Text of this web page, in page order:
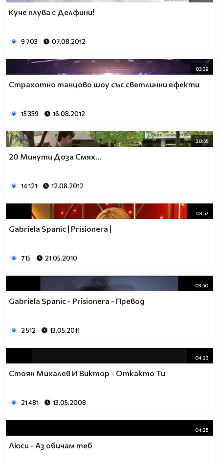
Куче плува с Делфини!
9 703 07.08.2012
03:39
Страхотно танцово шоу със светлинни ефекти
15 359 16.08.2012
20:55
20 Минути Доза Смях...
14 121 12.08.2012
03:57
Gabriela Spanic | Prisionera |
715 21.05.2010
03:50
Gabriela Spanic - Prisionera - Превод
2 512 13.05.2011
04:23
Стоян Михалев И Виктор - Откакто Ти
21 481 13.05.2008
04:25
Люси - Аз обичам теб